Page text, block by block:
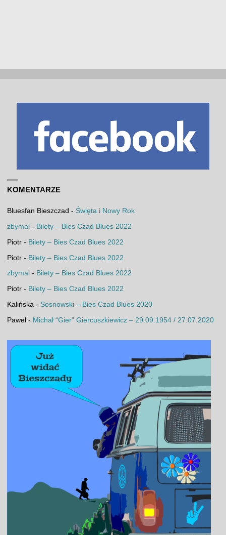
KOMENTARZE
Bluesfan Bieszczad - Święta i Nowy Rok
zbymal - Bilety – Bies Czad Blues 2022
Piotr- Bilety – Bies Czad Blues 2022
Piotr- Bilety – Bies Czad Blues 2022
zbymal - Bilety – Bies Czad Blues 2022
Piotr- Bilety – Bies Czad Blues 2022
Kalińska - Sosnowski – Bies Czad Blues 2020
Paweł- Michał “Gier” Giercuszkiewicz – 29.09.1954 / 27.07.2020